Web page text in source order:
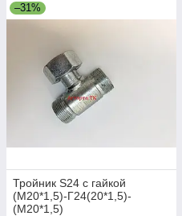
–31%
Тройник S24 с гайкой
(М20*1,5)-Г24(20*1,5)-
(М20*1,5)